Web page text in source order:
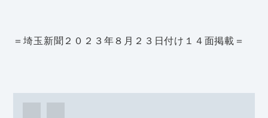
＝埼玉新聞２０２３年８月２３日付け１４面掲載＝